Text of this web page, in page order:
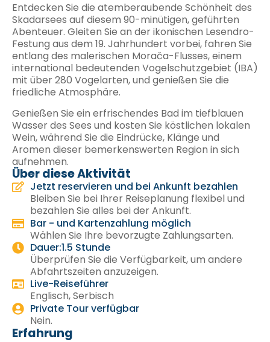
Entdecken Sie die atemberaubende Schönheit des
Skadarsees auf diesem 90-minütigen, geführten
Abenteuer. Gleiten Sie an der ikonischen Lesendro-
Festung aus dem 19. Jahrhundert vorbei, fahren Sie
entlang des malerischen Morača-Flusses, einem
international bedeutenden Vogelschutzgebiet (IBA)
mit über 280 Vogelarten, und genießen Sie die
friedliche Atmosphäre.
Genießen Sie ein erfrischendes Bad im tiefblauen
Wasser des Sees und kosten Sie köstlichen lokalen
Wein, während Sie die Eindrücke, Klänge und
Aromen dieser bemerkenswerten Region in sich
aufnehmen.
Über diese Aktivität
Jetzt reservieren und bei Ankunft bezahlen
Bleiben Sie bei Ihrer Reiseplanung flexibel und
bezahlen Sie alles bei der Ankunft.
Bar - und Kartenzahlung möglich
Wählen Sie Ihre bevorzugte Zahlungsarten.
Dauer:1.5 Stunde
Überprüfen Sie die Verfügbarkeit, um andere
Abfahrtszeiten anzuzeigen.
Live-Reiseführer
Englisch, Serbisch
Private Tour verfügbar
Nein.
Erfahrung